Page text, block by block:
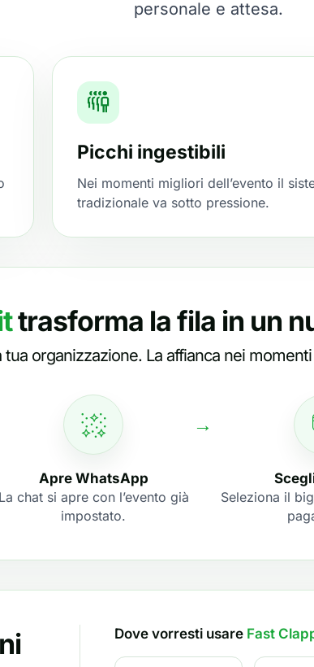
personale e attesa.
Picchi ingestibili
Nei momenti migliori dell’evento il
tradizionale va sotto pressione.
trasforma la fila in un
organizzazione. La affianca nei
Apre WhatsApp
La chat si apre con l’evento già
impostato.
Seleziona il
Dove vorresti usare Fast